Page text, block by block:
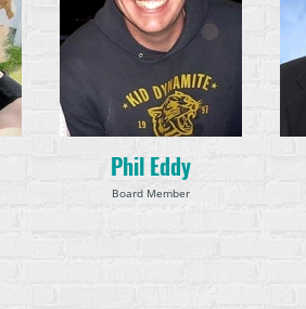
Phil Eddy
Board Member